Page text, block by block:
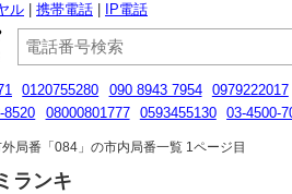
ル 携帯電話 IP電話
0120755280 090 8943 7954 0979222017
8520 08000801777 0593455130 03-4500-
局番「084」の市内局番一覧 1ページ目
ランキ